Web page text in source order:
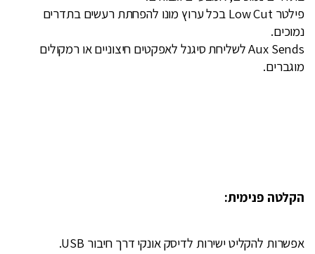
פילטר Low Cut בכל ערוץ מונו להפחתת רעשים בתדרים
נמוכים.
Aux Sends לשליחת סיגנל לאפקטים חיצוניים או רמקולים
מוגברים.
הקלטה פנימית:
אפשרות להקליט ישירות לדיסק אונקי דרך חיבור USB.